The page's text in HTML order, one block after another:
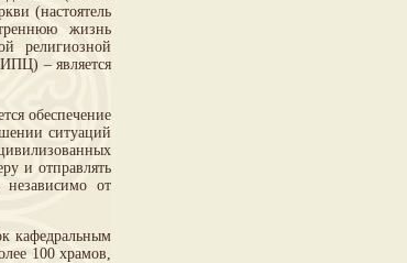
(настоятель
жизнь
религиозной
– является
обеспечение
ситуаций
и отправлять
независимо от
кафедральным
100 храмов,